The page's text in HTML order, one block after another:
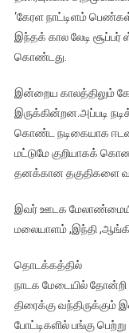
‘கேரள நாட்டிளம்
இந்தக் கால லேடி
கொண்டது.
இன்றைய காலத்திலும்
இருக்கின்றன.அப்படி
கொண்ட நடிகையாக
மட்டுமே குறியாகக்
தனக்கான தகுதிகளை
இவர் ஊடக மேலாண்மையில்
மலையாளம் ,இந்தி
தொடக்கத்தில்
நாடக மேடையில் தோன்றி
திரைக்கு வந்திருக்கும்
போட்டிகளில் பங்கு